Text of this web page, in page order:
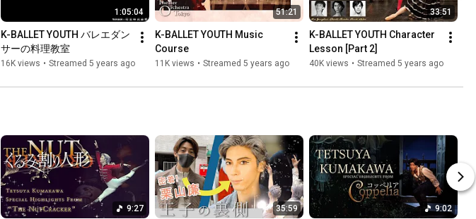
1:05:04
K-BALLET YOUTH バレエダン
サーの料理教室
16K views • Streamed 5 years ago
51:21
K-BALLET YOUTH Music
Course
11K views • Streamed 5 years ago
33:51
K-BALLET YOUTH Character
Lesson [Part 2]
40K views • Streamed 5 years ago
9:27 35:59 9:02